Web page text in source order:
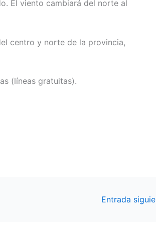
El viento cambiará del norte al
centro y norte de la provincia,
(líneas gratuitas).
Entrada